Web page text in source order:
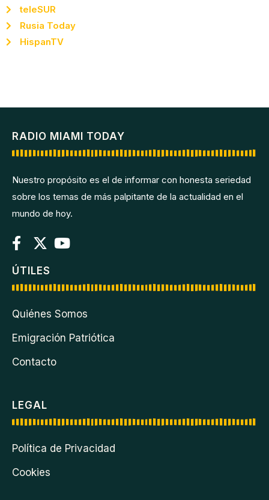
teleSUR
Rusia Today
HispanTV
RADIO MIAMI TODAY
Nuestro propósito es el de informar con honesta seriedad
sobre los temas de más palpitante de la actualidad en el
mundo de hoy.
ÚTILES
Quiénes Somos
Emigración Patriótica
Contacto
LEGAL
Política de Privacidad
Cookies